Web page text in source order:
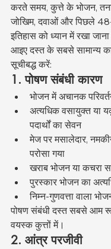
करते समय, कुत्ते के भोजन,
जोखिम, दवाओं और पिछले
इतिहास को ध्यान में रखा जाना
आइए दस्त के सबसे सामान्य
सूचीबद्ध करें:
1. पोषण संबंधी कारण
भोजन में अचानक
अत्यधिक वसायुक्त या
पदार्थों का सेवन
मेज पर मसालेदार,
परोसा गया
खराब भोजन या कचरा
पुरस्कार भोजन का
निम्न-गुणवत्ता वाला
पोषण संबंधी दस्त सबसे आम
वयस्क कुत्तों में।
2. आंत्र परजीवी